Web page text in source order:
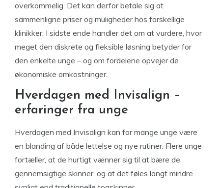
overkommelig. Det kan derfor betale sig at
sammenligne priser og muligheder hos forskellige
klinikker. I sidste ende handler det om at vurdere, hvor
meget den diskrete og fleksible løsning betyder for
den enkelte unge – og om fordelene opvejer de
økonomiske omkostninger.
Hverdagen med Invisalign –
erfaringer fra unge
Hverdagen med Invisalign kan for mange unge være
en blanding af både lettelse og nye rutiner. Flere unge
fortæller, at de hurtigt vænner sig til at bære de
gennemsigtige skinner, og at det føles langt mindre